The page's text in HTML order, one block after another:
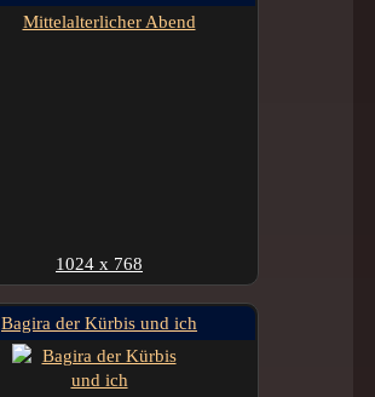
1024 x 768
Bagira der Kürbis und ich